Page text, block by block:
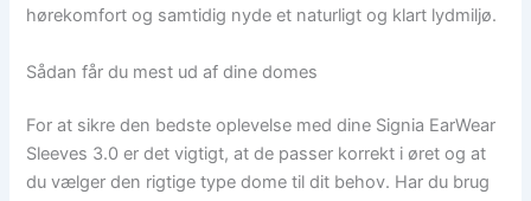
hørekomfort og samtidig nyde et naturligt og klart lydmiljø.
Sådan får du mest ud af dine domes
For at sikre den bedste oplevelse med dine Signia EarWear
Sleeves 3.0 er det vigtigt, at de passer korrekt i øret og at
du vælger den rigtige type dome til dit behov. Har du brug